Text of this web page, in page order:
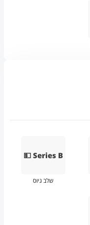
💵 Series B
שלב גיוס